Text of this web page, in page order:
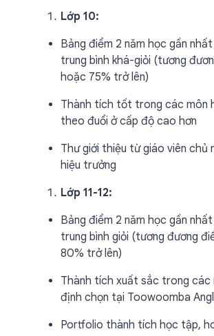
Lớp 10:
Bảng điểm 2 năm học gần
trung bình khá-giỏi (tương
hoặc 75% trở lên)
Thành tích tốt trong các môn
theo đuổi ở cấp độ cao hơn
Thư giới thiệu từ giáo viên chủ
hiệu trưởng
Lớp 11-12:
Bảng điểm 2 năm học gần
trung bình giỏi (tương đương
80% trở lên)
Thành tích xuất sắc trong các
định chọn tại Toowoomba
Portfolio thành tích học tập,